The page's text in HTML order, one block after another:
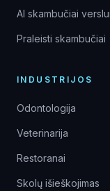
AI skambučiai verslui
Praleisti skambučiai
INDUSTRIJOS
Odontologija
Veterinarija
Restoranai
Skolų išieškojimas